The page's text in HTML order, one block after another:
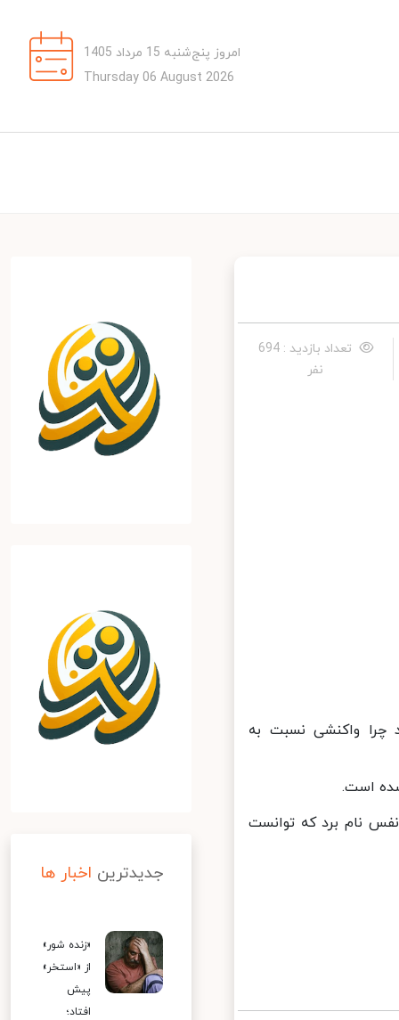
امروز پنج‌شنبه 15 مرداد 1405
Thursday 06 August 2026
تعداد بازدید : 694
نفر
چرا واکنشی نسبت به
است.
ماه کامل شد و نفس نام برد که توانست
جدیدترین اخبار ها
«زنده شور»
از «استخر»
پیش
افتاد؛